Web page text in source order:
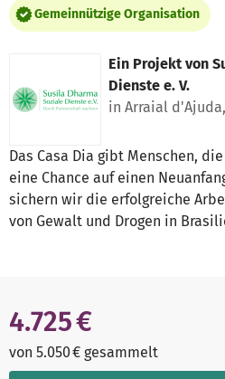
Gemeinnützige Organisation
Ein Projekt von
Dienste e. V.
in Arraial
Das Casa Dia gibt Menschen,
eine Chance auf einen
sichern wir die erfolgreiche
von Gewalt und Drogen in
4.725 €
von 5.050 € gesammelt